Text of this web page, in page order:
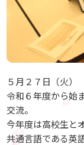
５月２７日（火）
令和６年度から始
交流。
今年度は高校生と
共通言語である英